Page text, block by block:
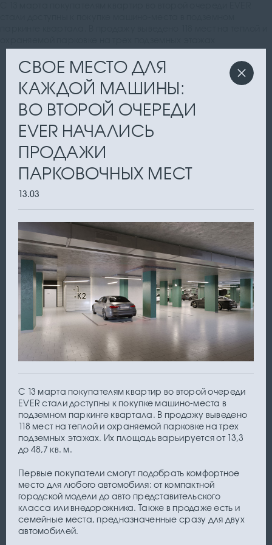
СВОЕ МЕСТО ДЛЯ
КАЖДОЙ МАШИНЫ:
ВО ВТОРОЙ ОЧЕРЕДИ
EVER НАЧАЛИСЬ
ПРОДАЖИ
ПАРКОВОЧНЫХ МЕСТ
13.03
С 13 марта покупателям квартир во второй очереди
EVER стали доступны к покупке машино-места в
подземном паркинге квартала. В продажу выведено
118 мест на теплой и охраняемой парковке на трех
подземных этажах. Их площадь варьируется от 13,3
до 48,7 кв. м.
Первые покупатели смогут подобрать комфортное
место для любого автомобиля: от компактной
городской модели до авто представительского
класса или внедорожника. Также в продаже есть и
семейные места, предназначенные сразу для двух
автомобилей.